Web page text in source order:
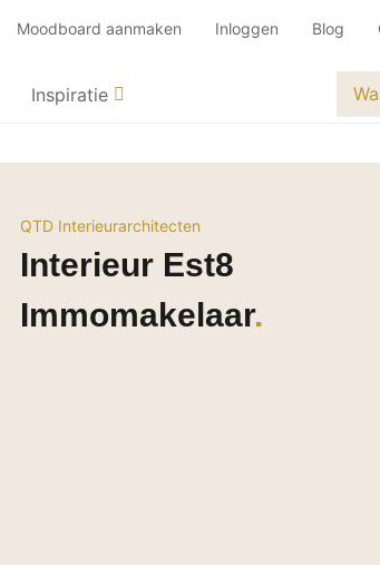
Moodboard aanmaken Inloggen Blog
Inspiratie
QTD Interieurarchitecten
Interieur Est8
Immomakelaar